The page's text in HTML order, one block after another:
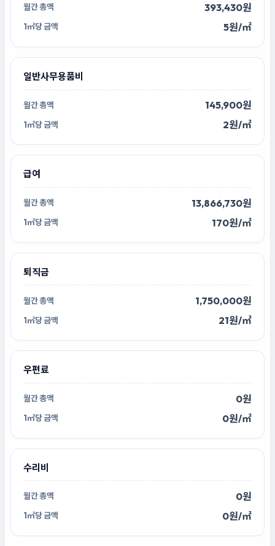
393,430원
5원/㎡
일반사무용품비
145,900원
2원/㎡
급여
13,866,730원
170원/㎡
퇴직금
1,750,000원
21원/㎡
우편료
0원
0원/㎡
수리비
0원
0원/㎡